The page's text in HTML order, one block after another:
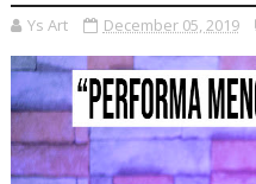
Ys Art December 05, 2019